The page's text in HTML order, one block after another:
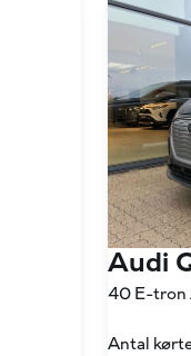
Audi
40 E-tron
Antal